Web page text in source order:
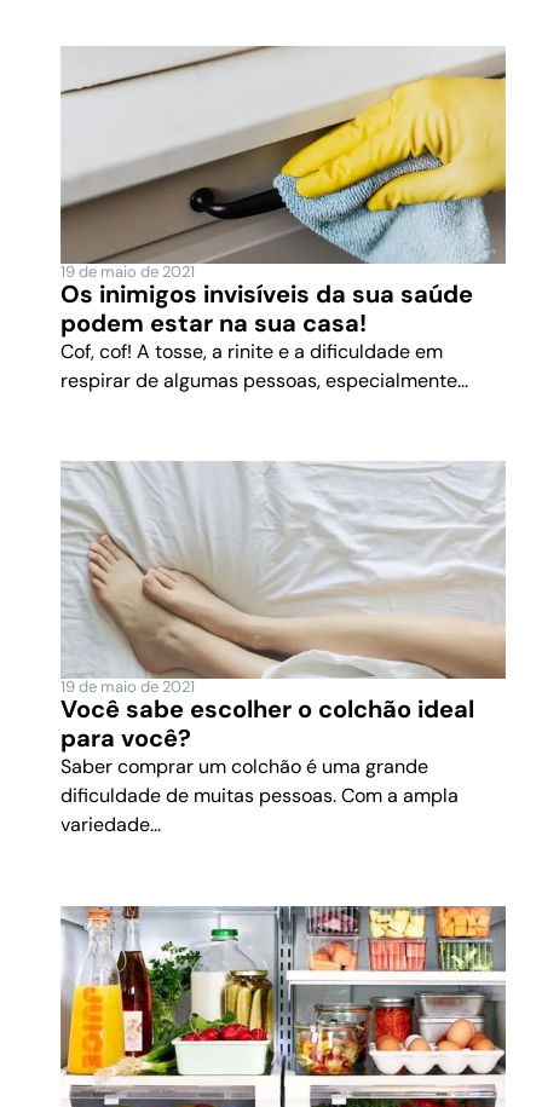
19 de maio de 2021
Os inimigos invisíveis da sua saúde
podem estar na sua casa!
Cof, cof! A tosse, a rinite e a dificuldade em
respirar de algumas pessoas, especialmente...
19 de maio de 2021
Você sabe escolher o colchão ideal
para você?
Saber comprar um colchão é uma grande
dificuldade de muitas pessoas. Com a ampla
variedade...